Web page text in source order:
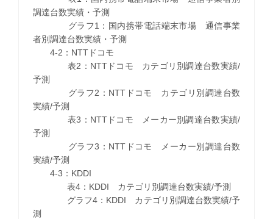
調達台数実績・予測
グラフ1：国内携帯電話端末市場 通信事業
者別調達台数実績・予測
4-2：NTTドコモ
表2：NTTドコモ カテゴリ別調達台数実績/
予測
グラフ2：NTTドコモ カテゴリ別調達台数
実績/予測
表3：NTTドコモ メーカー別調達台数実績/
予測
グラフ3：NTTドコモ メーカー別調達台数
実績/予測
4-3：KDDI
表4：KDDI カテゴリ別調達台数実績/予測
グラフ4：KDDI カテゴリ別調達台数実績/予
測